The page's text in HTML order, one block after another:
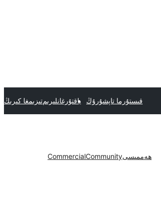
قىستۇرما تاپشۇرۇڭ ياقتۇرغانلىرىمتىزىمغا كىرىڭ
ھەممىسىCommunity
Commercial